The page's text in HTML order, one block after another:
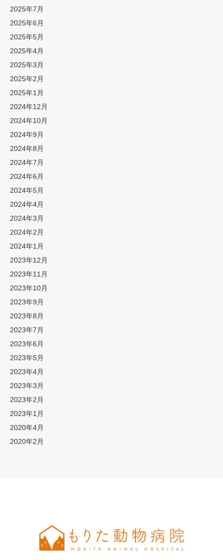
2025年7月
2025年6月
2025年5月
2025年4月
2025年3月
2025年2月
2025年1月
2024年12月
2024年10月
2024年9月
2024年8月
2024年7月
2024年6月
2024年5月
2024年4月
2024年3月
2024年2月
2024年1月
2023年12月
2023年11月
2023年10月
2023年9月
2023年8月
2023年7月
2023年6月
2023年5月
2023年4月
2023年3月
2023年2月
2023年1月
2020年4月
2020年2月